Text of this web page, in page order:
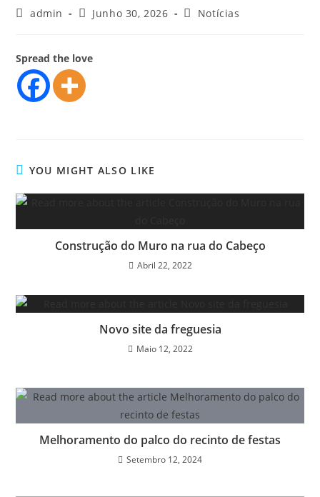
admin Junho 30, 2026 Notícias
Spread the love
YOU MIGHT ALSO LIKE
Construção do Muro na rua do Cabeço
Abril 22, 2022
Novo site da freguesia
Maio 12, 2022
Melhoramento do palco do recinto de festas
Setembro 12, 2024